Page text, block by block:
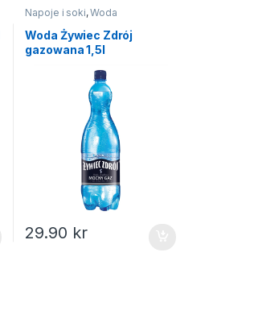
Napoje i soki,Woda
Woda Żywiec Zdrój
gazowana 1,5l
29.90 kr